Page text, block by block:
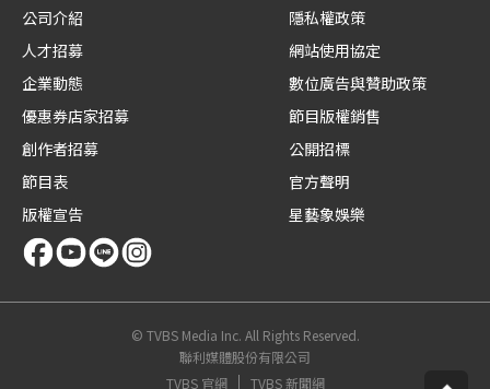
公司介紹
人才招募
企業動態
優惠券店家招募
創作者招募
節目表
版權宣告
隱私權政策
網站使用協定
數位廣告與贊助政策
節目版權銷售
公開招標
官方聲明
星藝象娛樂
© TVBS Media Inc. All Rights Reserved.
聯利媒體股份有限公司
TVBS 官網
TVBS 新聞網